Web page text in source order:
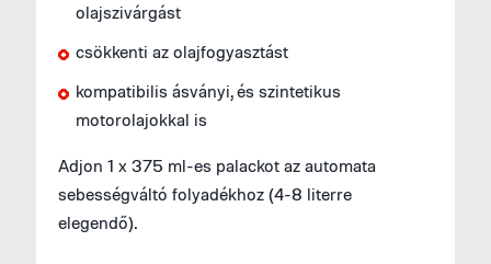
olajszivárgást
csökkenti az olajfogyasztást
kompatibilis ásványi, és szintetikus
motorolajokkal is
Adjon 1 x 375 ml-es palackot az automata
sebességváltó folyadékhoz (4-8 literre
elegendő).